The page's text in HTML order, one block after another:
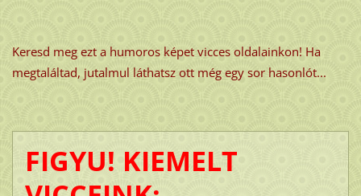
Keresd meg ezt a humoros képet vicces oldalainkon! Ha
megtaláltad, jutalmul láthatsz ott még egy sor hasonlót...
FIGYU! KIEMELT